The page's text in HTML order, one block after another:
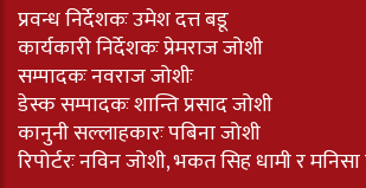
प्रवन्ध निर्देशकः उमेश दत्त बडू
कार्यकारी निर्देशकः प्रेमराज जोशी
सम्पादकः नवराज जोशीः
डेस्क सम्पादकः शान्ति प्रसाद जोशी
कानुनी सल्लाहकारः पबिना जोशी
रिपोर्टरः नविन जोशी, भकत सिह धामी र मनिसा